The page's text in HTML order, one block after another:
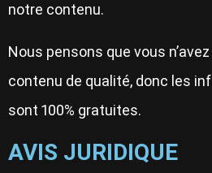
notre contenu.
Nous pensons que vous
contenu de qualité, donc les
sont 100% gratuites.
AVIS JURIDIQUE